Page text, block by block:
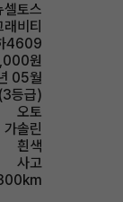
셀토스
비티
4609
원
05월
등급)
오토
가솔린
흰색
사고